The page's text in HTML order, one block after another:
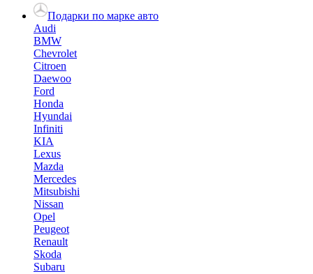
Подарки по марке авто
Audi
BMW
Chevrolet
Citroen
Daewoo
Ford
Honda
Hyundai
Infiniti
KIA
Lexus
Mazda
Mercedes
Mitsubishi
Nissan
Opel
Peugeot
Renault
Skoda
Subaru